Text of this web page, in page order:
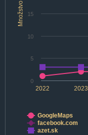
Množstvo
2022 2023
0
5
10
15
GoogleMaps
facebook.com
azet.sk